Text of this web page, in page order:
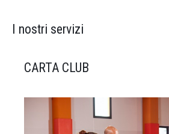
I nostri servizi
CARTA CLUB